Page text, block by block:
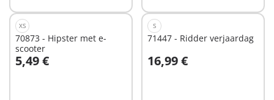
XS
70873 - Hipster met e-
scooter
5,49 €
S
71447 - Ridder verjaardag
16,99 €